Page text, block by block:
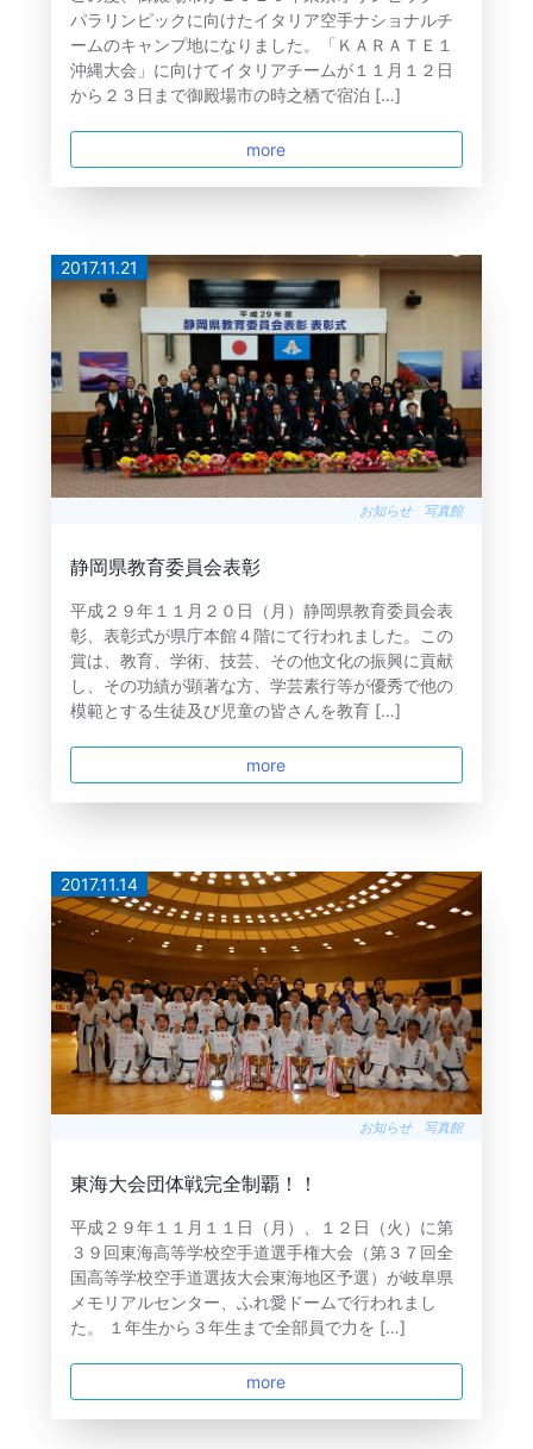
パラリンピックに向けたイタリア空手ナショナルチ
ームのキャンプ地になりました。「ＫＡＲＡＴＥ１
沖縄大会」に向けてイタリアチームが１１月１２日
から２３日まで御殿場市の時之栖で宿泊 […]
more
2017.11.21
お知らせ 写真館
静岡県教育委員会表彰
平成２９年１１月２０日（月）静岡県教育委員会表
彰、表彰式が県庁本館４階にて行われました。この
賞は、教育、学術、技芸、その他文化の振興に貢献
し、その功績が顕著な方、学芸素行等が優秀で他の
模範とする生徒及び児童の皆さんを教育 […]
more
2017.11.14
お知らせ 写真館
東海大会団体戦完全制覇！！
平成２９年１１月１１日（月）、１２日（火）に第
３９回東海高等学校空手道選手権大会（第３７回全
国高等学校空手道選抜大会東海地区予選）が岐阜県
メモリアルセンター、ふれ愛ドームで行われまし
た。 １年生から３年生まで全部員で力を […]
more